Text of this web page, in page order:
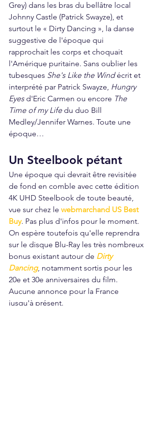
Grey) dans les bras du bellâtre local
Johnny Castle (Patrick Swayze), et
surtout le « Dirty Dancing », la danse
suggestive de l'époque qui
rapprochait les corps et choquait
l'Amérique puritaine. Sans oublier les
tubesques She's Like the Wind écrit et
interprété par Patrick Swayze, Hungry
Eyes d'Eric Carmen ou encore The
Time of my Life du duo Bill
Medley/Jennifer Warnes. Toute une
époque…
Un Steelbook pétant
Une époque qui devrait être revisitée
de fond en comble avec cette édition
4K UHD Steelbook de toute beauté,
vue sur chez le webmarchand US Best
Buy. Pas plus d'infos pour le moment.
On espère toutefois qu'elle reprendra
sur le disque Blu-Ray les très nombreux
bonus existant autour de Dirty
Dancing, notamment sortis pour les
20e et 30e anniversaires du film.
Aucune annonce pour la France
jusqu'à présent.